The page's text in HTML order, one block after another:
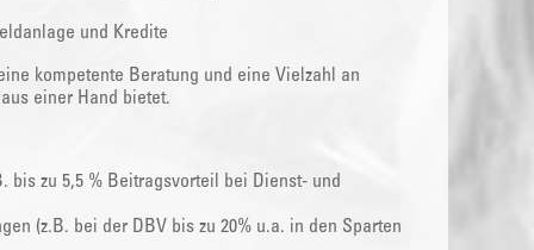
und Kredite
kompetente Beratung und eine Vielzahl an
einer Hand bietet.
bis zu 5,5 % Beitragsvorteil bei Dienst- und
(z.B. bei der DBV bis zu 20% u.a. in den Sparten